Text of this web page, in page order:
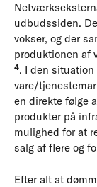
udbudssiden.
vokser, og der
produktionen af
4. I den
vare/
en direkte følge
produkter på
mulighed for at
salg af flere og
Efter alt at